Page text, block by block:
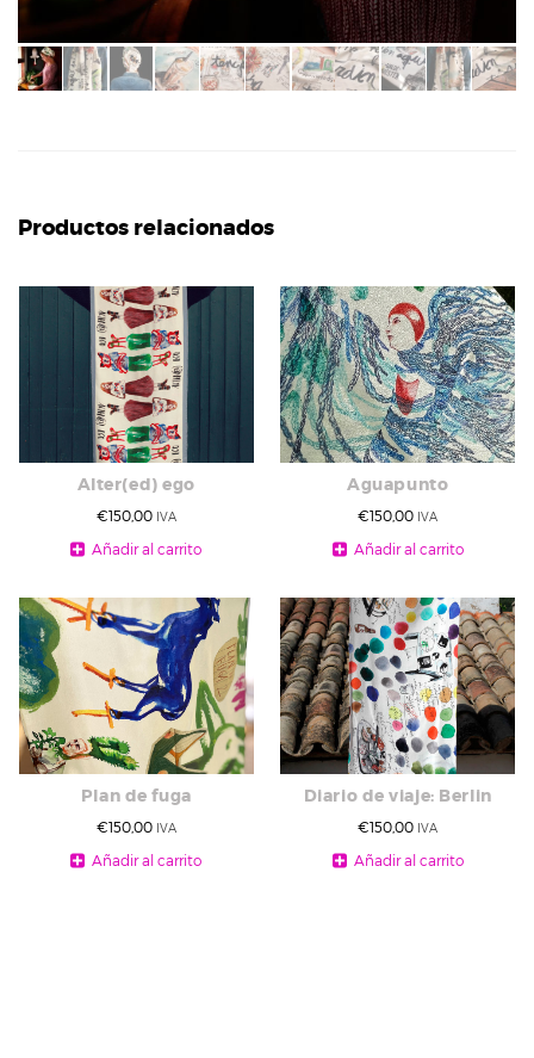
Productos relacionados
Alter(ed) ego
€150,00 IVA
Añadir al carrito
Aguapunto
€150,00 IVA
Añadir al carrito
Plan de fuga
€150,00 IVA
Añadir al carrito
Diario de viaje: Berlin
€150,00 IVA
Añadir al carrito